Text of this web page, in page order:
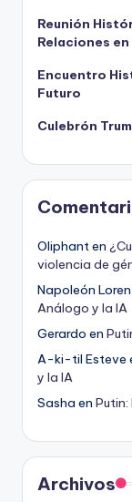
Reunión
Relaciones
Encuentro
Futuro
Culebrón
Oliphant en
violencia de
Napoleón
Análogo y la IA
Gerardo en
A-ki-til Esteve
y la IA
Sasha en
Archivos